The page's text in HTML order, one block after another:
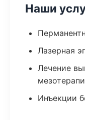
Наши
Лазерная
Лечение
Инъекции